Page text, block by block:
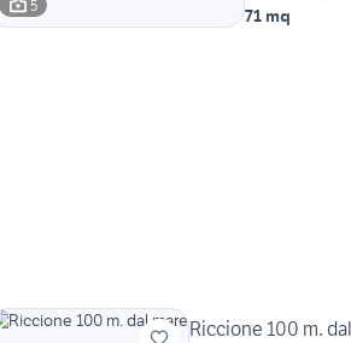
5
71 mq
Riccione 100 m.